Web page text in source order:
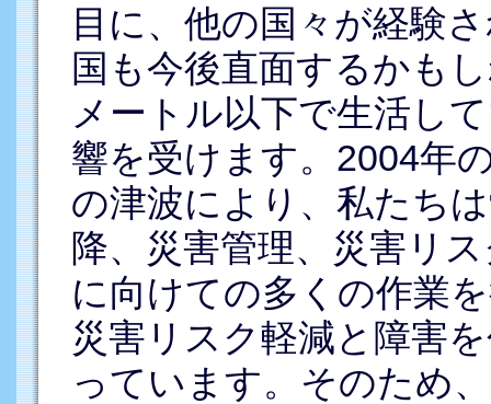
目に、他の国々が経験
国も今後直面するかも
メートル以下で生活し
響を受けます。2004年
の津波により、私たち
降、災害管理、災害リ
に向けての多くの作業
災害リスク軽減と障害
っています。そのため